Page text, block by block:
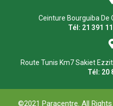
Ceinture Bourguiba De
Tél: 21 391
Route Tunis Km7 Sakiet
Tél: 20
©2021 Paracentre. All